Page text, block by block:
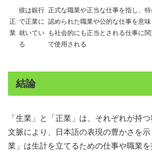
正
業
彼は銀行
で正業に
就いてい
る
正式な職業や正当な仕事を指し、
認められた職業や公的な仕事を意
も社会的にも正当とされる仕事に
で使用される
結論
「生業」と「正業」は、それぞれが持
文脈により、日本語の表現の豊かさを
業」は生計を立てるための仕事や職業